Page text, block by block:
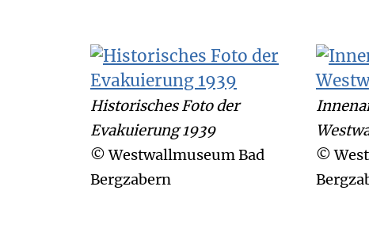
Historisches Foto der
Evakuierung 1939
© Westwallmuseum Bad
Bergzabern
©